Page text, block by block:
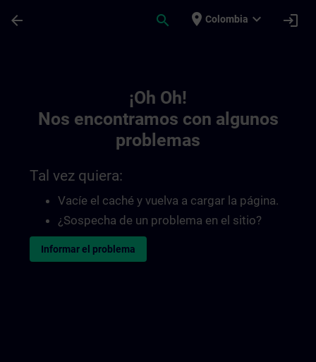
arrow_back search place Colombia expand_more login
¡Oh Oh!
Nos encontramos con algunos
problemas
Tal vez quiera:
Vacíe el caché y vuelva a cargar la página.
¿Sospecha de un problema en el sitio?
Informar el problema